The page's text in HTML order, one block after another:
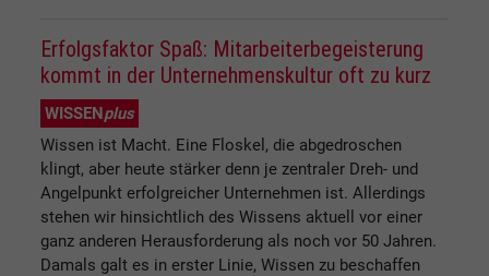
Erfolgsfaktor Spaß: Mitarbeiterbegeisterung
kommt in der Unternehmenskultur oft zu kurz
WISSENplus
Wissen ist Macht. Eine Floskel, die abgedroschen
klingt, aber heute stärker denn je zentraler Dreh- und
Angelpunkt erfolgreicher Unternehmen ist. Allerdings
stehen wir hinsichtlich des Wissens aktuell vor einer
ganz anderen Herausforderung als noch vor 50 Jahren.
Damals galt es in erster Linie, Wissen zu beschaffen